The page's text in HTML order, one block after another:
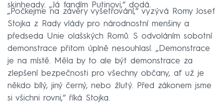
skinheady. „Já fandím Putinovi,“ dodá.
„Počkejme na závěry vyšetřování,“ vyzývá Romy Josef
Stojka z Rady vlády pro národnostní menšiny a
předseda Unie olašských Romů. S odvoláním sobotní
demonstrace přitom úplně nesouhlasí. „Demonstrace
je na místě. Měla by to ale být demonstrace za
zlepšení bezpečnosti pro všechny občany, ať už je
někdo bílý, jiný černý, nebo žlutý. Před zákonem jsme
si všichni rovni,“ říká Stojka.